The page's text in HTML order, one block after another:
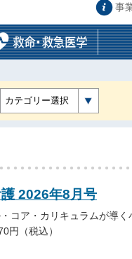
事
カテゴリー選択
2026年8月号
コア・カリキュラムが導
円（税込）